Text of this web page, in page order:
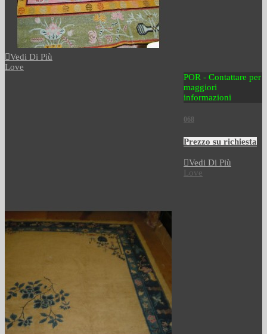
Vedi Di Più
Love
POR - Contattare per
maggiori
informazioni
068
Prezzo su richiesta
Vedi Di Più
Love